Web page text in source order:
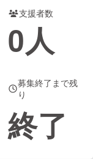
チャレンジ
Creation
コミュニティ
支援者数
0人
募集終了まで残
り
終了